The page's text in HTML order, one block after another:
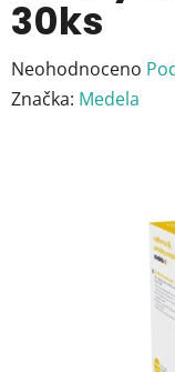
30ks
Průměrné
hodnocení
Neohodnoceno
Značka: Medela